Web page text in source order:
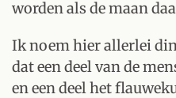
worden als de maan
Ik noem hier allerlei
dat een deel van de
en een deel het